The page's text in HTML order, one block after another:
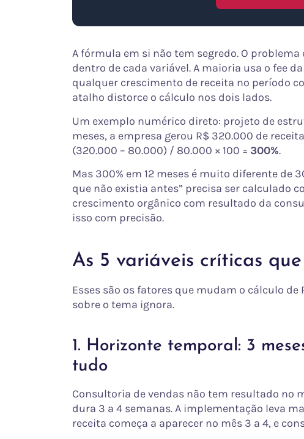
A fórmula em si não tem segredo. O
dentro de cada variável. A maioria usa o fee
qualquer crescimento de receita no período
atalho distorce o cálculo nos dois lados.
Um exemplo numérico direto: projeto de
meses, a empresa gerou R$ 320.000 de
(320.000 – 80.000) / 80.000 × 100 = 300%.
Mas 300% em 12 meses é muito diferente de
que não existia antes” precisa ser calculado
crescimento orgânico com resultado da
isso com precisão.
As 5 variáveis críticas
Esses são os fatores que mudam o cálculo de
sobre o tema ignora.
1. Horizonte temporal: 3
tudo
Consultoria de vendas não tem resultado no
dura 3 a 4 semanas. A implementação leva
receita começa a aparecer no mês 3 a 4, e